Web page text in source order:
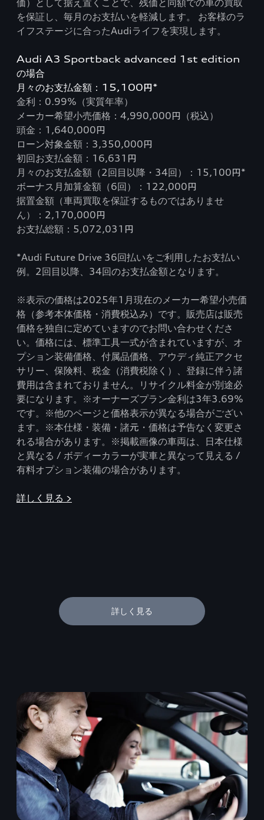
価）として据え置くことで、残価と同額での車の買取
を保証し、毎月のお支払いを軽減します。 お客様のラ
イフステージに合ったAudiライフを実現します。
Audi A3 Sportback advanced 1st edition
の場合
月々のお支払金額：15,100円*
金利：0.99%（実質年率）
メーカー希望小売価格：4,990,000円（税込）
頭金：1,640,000円
ローン対象金額：3,350,000円
初回お支払金額：16,631円
月々のお支払金額（2回目以降・34回）：15,100円*
ボーナス月加算金額（6回）：122,000円
据置金額（車両買取を保証するものではありませ
ん）：2,170,000円
お支払総額：5,072,031円
*Audi Future Drive 36回払いをご利用したお支払い
例。2回目以降、34回のお支払金額となります。
※表示の価格は2025年1月現在のメーカー希望小売価
格（参考本体価格・消費税込み）です。販売店は販売
価格を独自に定めていますのでお問い合わせくださ
い。価格には、標準工具一式が含まれていますが、オ
プション装備価格、付属品価格、アウディ純正アクセ
サリー、保険料、税金（消費税除く）、登録に伴う諸
費用は含まれておりません。リサイクル料金が別途必
要になります。※オーナーズプラン金利は3年3.69%
です。※他のページと価格表示が異なる場合がござい
ます。※本仕様・装備・諸元・価格は予告なく変更さ
れる場合があります。※掲載画像の車両は、日本仕様
と異なる / ボディーカラーが実車と異なって見える /
有料オプション装備の場合があります。
詳しく見る >
詳しく見る